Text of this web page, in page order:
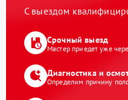
С выездом
Срочный выезд
Мастер приедет уже
Диагностика и
Определим причину